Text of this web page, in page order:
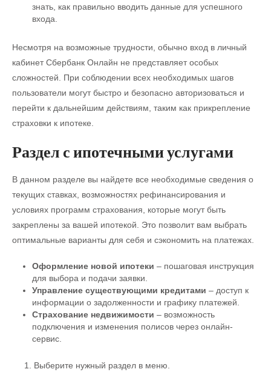
знать, как правильно вводить данные для успешного
входа.
Несмотря на возможные трудности, обычно вход в личный
кабинет Сбербанк Онлайн не представляет особых
сложностей. При соблюдении всех необходимых шагов
пользователи могут быстро и безопасно авторизоваться и
перейти к дальнейшим действиям, таким как прикрепление
страховки к ипотеке.
Раздел с ипотечными услугами
В данном разделе вы найдете все необходимые сведения о
текущих ставках, возможностях рефинансирования и
условиях программ страхования, которые могут быть
закреплены за вашей ипотекой. Это позволит вам выбрать
оптимальные варианты для себя и сэкономить на платежах.
Оформление новой ипотеки – пошаговая инструкция
для выбора и подачи заявки.
Управление существующими кредитами – доступ к
информации о задолженности и графику платежей.
Страхование недвижимости – возможность
подключения и изменения полисов через онлайн-
сервис.
Выберите нужный раздел в меню.